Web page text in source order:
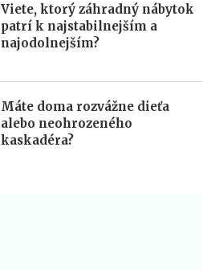
Viete, ktorý záhradný nábytok
patrí k najstabilnejším a
najodolnejším?
Máte doma rozvážne dieťa
alebo neohrozeného
kaskadéra?